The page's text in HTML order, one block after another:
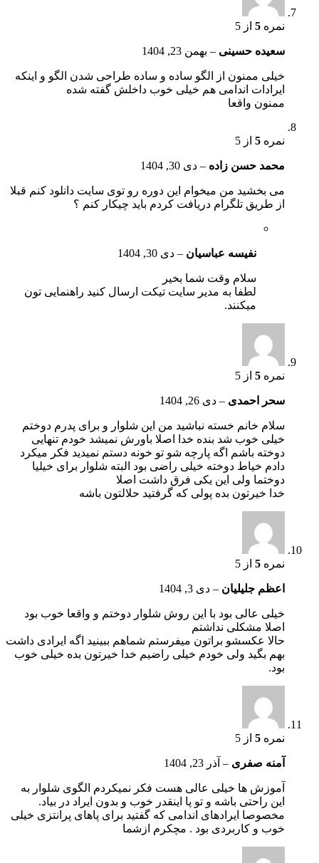
نمره 5 از 5
سعیده حسینی – بهمن 23, 1404
خیلی ممنون از الگو ساده و ساده طراحی شدن الگو و اینکه
ایرادات اندامی هم خیلی خوب داخلش گفته شده
ممنون واقعا
نمره 5 از 5
محمد حسن زاده – دی 30, 1404
می بخشید من میخوام این دوره رو توی سایت دانلود کنم قبلا
از طریق تلگرام دریافت کردم باید چیکار کنم ؟
نفیسه عباسیان – دی 30, 1404
سلام وقت شما بخیر
لطفا به مدیر سایت تیکت ارسال کنید راهنمایی تون
میکنند.
نمره 5 از 5
سحر احمدی – دی 26, 1404
سلام خانم خسته نباشید من این شلوار و برای پدرم دوختم
خیلی خوب شد بنده خدا اصلا باورش نمیشد خودم تنهایی
دوخته باشم اگه پارچه شو تو خونه دستم نمیدید فکر میکرد
دادم خیاط دوخته خیلی راضی بود البته شلوار برای خیلیا
دوختما ولی این یکی فرق داشت اصلا
خدا خیرتون بده پولی که گرفتید حلالتون باشه
نمره 5 از 5
اعظم جلیلیان – دی 3, 1404
خیلی عالی بود با این روش شلوار دوختم و واقعا خوب بود
اصلا مشکلی نداشتم
حالا عکسشو براتون میفرستم شماهم ببینید اگه ایرادی داشت
بهم بگید ولی خودم خیلی راضیم خدا خیرتون بده خیلی خوب
بود.
نمره 5 از 5
آمنه صفری – آذر 23, 1404
آموزش ها خیلی عالی هست فکر نمیکردم الگوی شلوار به
این راحتی باشه و تو پا اینقدر خوب و بدون ایراد در بیاد.
مخصوصا ایرادهای اندامی که گفتید برای پاهای پرانتزی خیلی
خوب و کاربردی بود . مچکرم ازشما